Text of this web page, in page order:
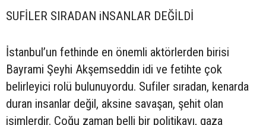
SUFİLER SIRADAN iNSANLAR DEĞİLDİ
İstanbul’un fethinde en önemli aktörlerden birisi
Bayrami Şeyhi Akşemseddin idi ve fetihte çok
belirleyici rolü bulunuyordu. Sufiler sıradan, kenarda
duran insanlar değil, aksine savaşan, şehit olan
isimlerdir. Çoğu zaman belli bir politikayı, gaza